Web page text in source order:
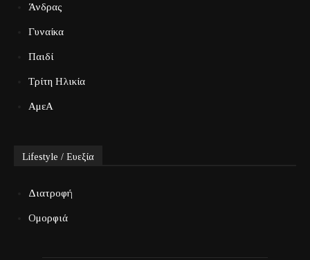
Άνδρας
Γυναίκα
Παιδί
Τρίτη Ηλικία
ΑμεΑ
Lifestyle / Ευεξία
Διατροφή
Ομορφιά